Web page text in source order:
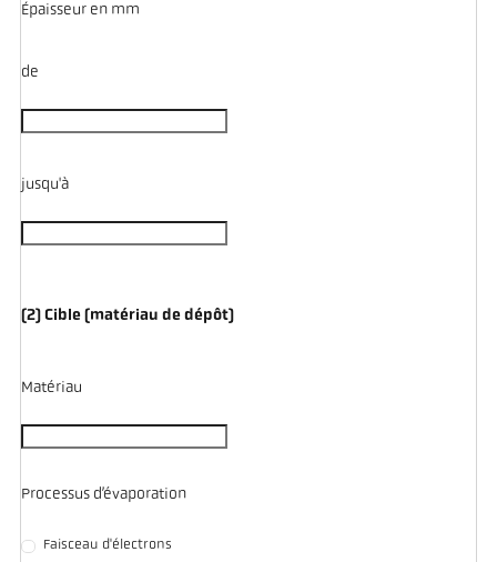
Épaisseur en mm
de
jusqu'à
(2) Cible (matériau de dépôt)
Matériau
Processus d’évaporation
Faisceau d'électrons